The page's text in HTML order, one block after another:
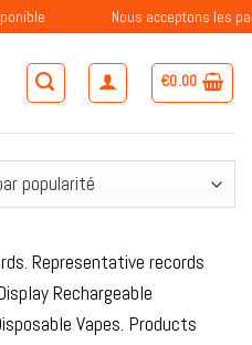
Nous acceptons les paiements
€0.00
Representative records
Rechargeable
Vapes. Products